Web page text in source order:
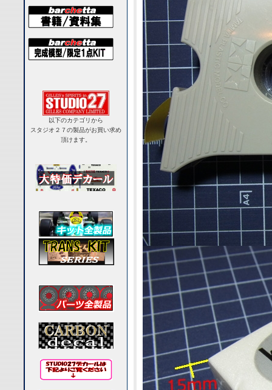
以下のカテゴリから
スタジオ２７の製品がお買い求め
頂けます。